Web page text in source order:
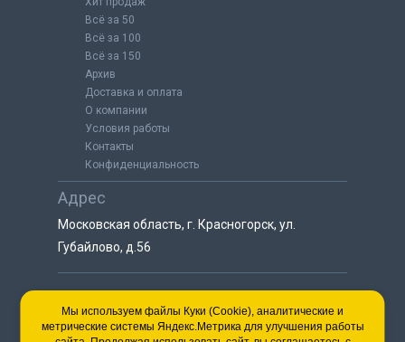
Всё за 50
Всё за 100
Всё за 150
Архив
Доставка и оплата
О компании
Условия работы
Контакты
Конфиденциальность
Адрес
Московская область, г. Красногорск, ул.
Губайлово, д.56
8 (925) 064-55-25
пн-сб с 9:00 до 18:00
Мы используем файлы Куки (Cookie), аналитические и
метрические системы Яндекс.Метрика для улучшения работы